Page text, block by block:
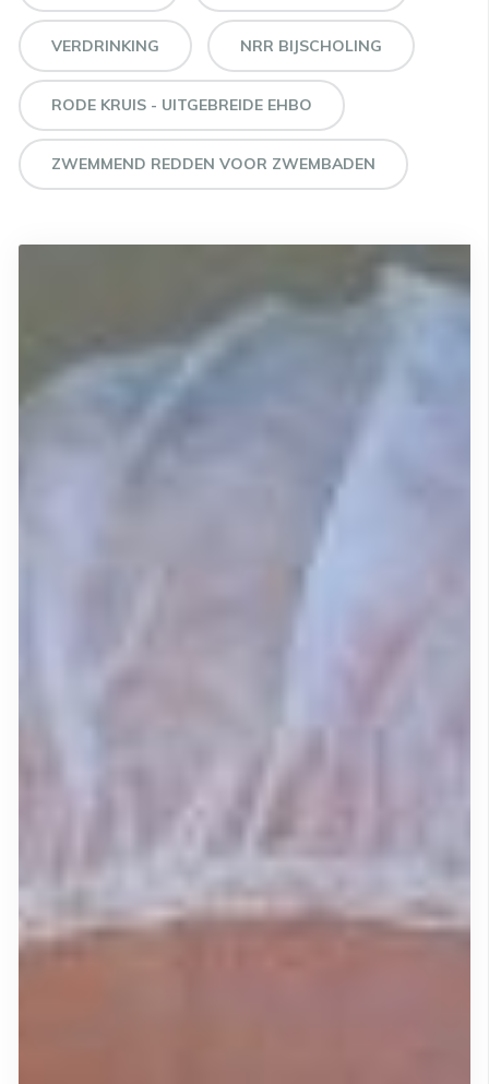
VERDRINKING NRR BIJSCHOLING
RODE KRUIS - UITGEBREIDE EHBO
ZWEMMEND REDDEN VOOR ZWEMBADEN